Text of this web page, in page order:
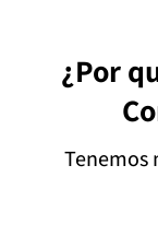
¿Por
Tenemos